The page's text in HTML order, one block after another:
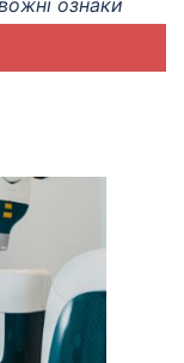
ознаки
куди
Протягом 48